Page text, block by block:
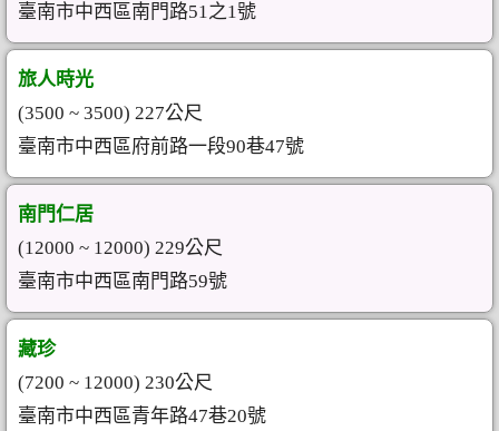
臺南市中西區南門路51之1號
旅人時光
(3500 ~ 3500) 227公尺
臺南市中西區府前路一段90巷47號
南門仁居
(12000 ~ 12000) 229公尺
臺南市中西區南門路59號
藏珍
(7200 ~ 12000) 230公尺
臺南市中西區青年路47巷20號